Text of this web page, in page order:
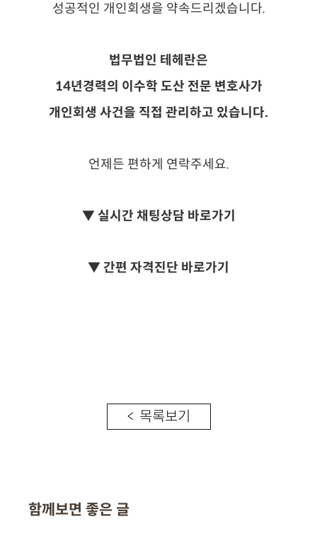
성공적인 개인회생을 약속드리겠습니다.
법무법인 테헤란은
14년경력의 이수학 도산 전문 변호사가
개인회생 사건을 직접 관리하고 있습니다.
언제든 편하게 연락주세요.
▼ 실시간 채팅상담 바로가기
▼ 간편 자격진단 바로가기
< 목록보기
함께보면 좋은 글